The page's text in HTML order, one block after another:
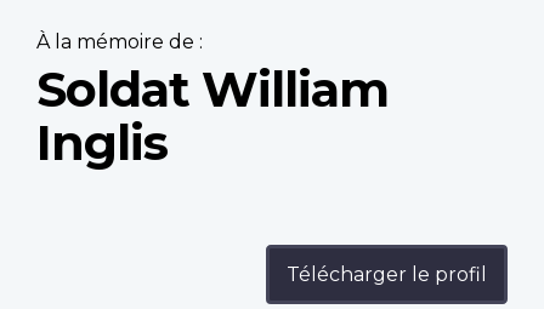
À la mémoire de :
Soldat William
Inglis
Télécharger le profil